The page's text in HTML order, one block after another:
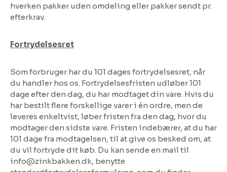
hverken pakker uden omdeling eller pakker sendt pr.
efterkrav.
Fortrydelsesret
Som forbruger har du 101 dages fortrydelsesret, når
du handler hos os. Fortrydelsesfristen udløber 101
dage efter den dag, du har modtaget din vare. Hvis du
har bestilt flere forskellige varer i én ordre, men de
leveres enkeltvist, løber fristen fra den dag, hvor du
modtager den sidste vare. Fristen indebærer, at du har
101 dage fra modtagelsen, til at give os besked om, at
du vil fortryde dit køb. Du kan sende en mail til
info@zinkbakken.dk, benytte